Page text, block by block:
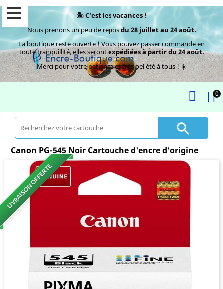
🏝️ C’est les vacances !
Nous prenons un peu de reposdu 28 juillet au 24 août.
La boutique reste ouverte ! Vous pouvez passer commande en
toute tranquillité, elles serontexpédiées à partir du 24 août.
Merci pour votre patience et très bel été à tous ! ☀️
0

Canon PG-545 Noir Cartouche d'encre d'origine
LIVRAISON OFFERTE